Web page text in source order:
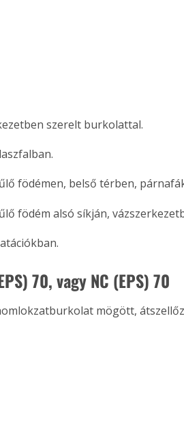
szerelt burkolattal.
födémen, belső térben,
födém alsó síkján,
70, vagy NC (EPS) 70
mögött,